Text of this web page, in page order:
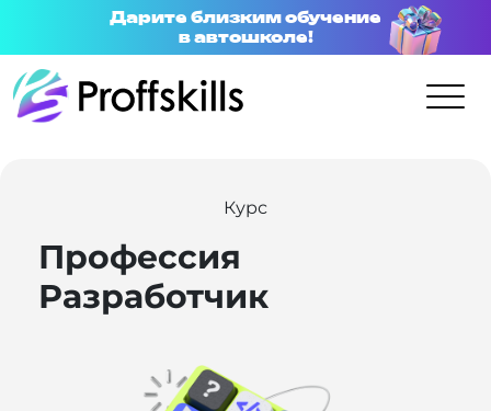
Дарите близким обучение
в автошколе!
Курс
Профессия
Разработчик